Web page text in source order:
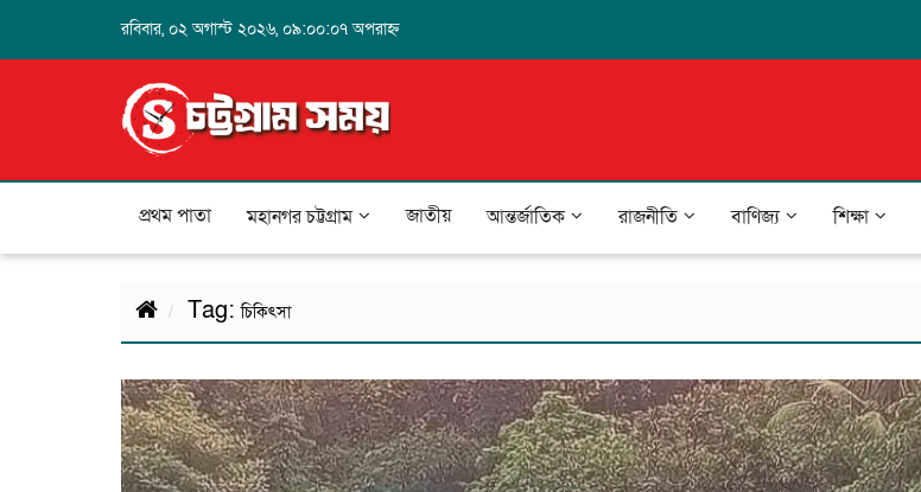
রবিবার, ০২ অগাস্ট ২০২৬, ০৯:০০:০৭ অপরাহ্ন
প্রথম পাতা মহানগর চট্টগ্রাম জাতীয় আন্তর্জাতিক রাজনীতি বাণিজ্য শিক্ষা
Tag:চিকিৎসা